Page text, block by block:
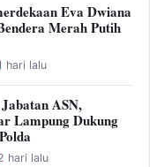
Eva Dwiana
Merah Putih
hari lalu
ASN,
Lampung Dukung
hari lalu